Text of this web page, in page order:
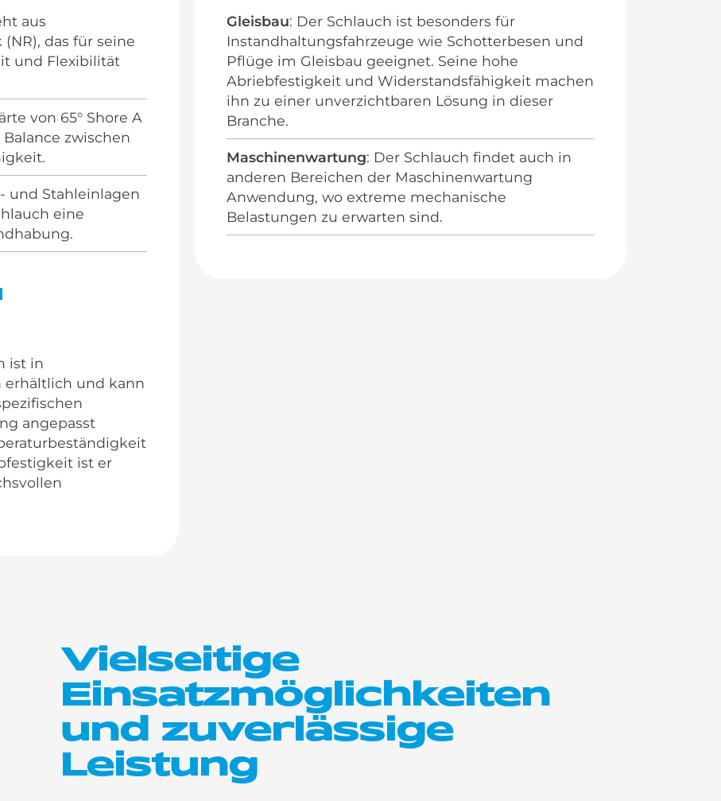
aus
das für seine
und Flexibilität
von 65° Shore A
zwischen
und Stahleinlagen
eine
ist in
erhältlich und kann
angepasst
ist er
Gleisbau: Der Schlauch ist besonders für
Instandhaltungsfahrzeuge wie Schotterbesen und
Pflüge im Gleisbau geeignet. Seine hohe
Abriebfestigkeit und Widerstandsfähigkeit machen
ihn zu einer unverzichtbaren Lösung in dieser
Branche.
Maschinenwartung: Der Schlauch findet auch in
anderen Bereichen der Maschinenwartung
Anwendung, wo extreme mechanische
Belastungen zu erwarten sind.
Vielseitige
Einsatzmöglichkeiten
und zuverlässige
Leistung